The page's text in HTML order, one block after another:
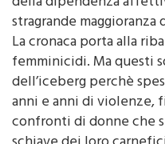
stragrande
La cronaca porta alla
femminicidi. Ma questi
dell’iceberg perchè
anni e anni di violenze,
confronti di donne che